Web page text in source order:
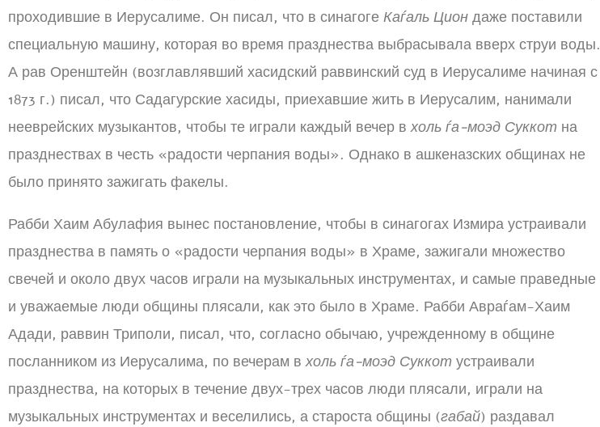
проходившие в Иерусалиме. Он писал, что в синагоге Каѓаль Цион даже поставили
специальную машину, которая во время празднества выбрасывала вверх струи воды.
А рав Оренштейн (возглавлявший хасидский раввинский суд в Иерусалиме начиная с
1873 г.) писал, что Садагурские хасиды, приехавшие жить в Иерусалим, нанимали
нееврейских музыкантов, чтобы те играли каждый вечер вхоль ѓа-моэд Суккот на
празднествах в честь «радости черпания воды». Однако в ашкеназских общинах не
было принято зажигать факелы.
Рабби Хаим Абулафия вынес постановление, чтобы в синагогах Измира устраивали
празднества в память о «радости черпания воды» в Храме, зажигали множество
свечей и около двух часов играли на музыкальных инструментах, и самые праведные
и уважаемые люди общины плясали, как это было в Храме. Рабби Авраѓам-Хаим
Адади, раввин Триполи, писал, что, согласно обычаю, учрежденному в общине
посланником из Иерусалима, по вечерам вхоль ѓа-моэд Суккот устраивали
празднества, на которых в течение двух-трех часов люди плясали, играли на
музыкальных инструментах и веселились, а староста общины (габай) раздавал